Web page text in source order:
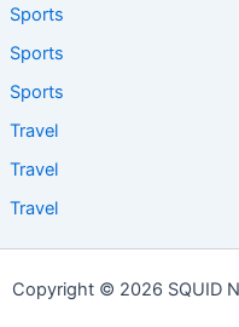
Sports
Sports
Sports
Travel
Travel
Travel
Copyright © 2026 SQUID